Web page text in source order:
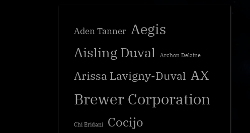
Aden Tanner Aegis
Aisling Duval Archon Delaine
Arissa Lavigny-Duval AX
Brewer Corporation
Chi Eridani Cocijo